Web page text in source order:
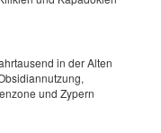
in der Alten
und Zypern